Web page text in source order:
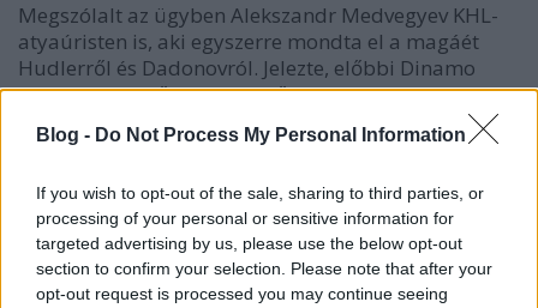
Blog - Do Not Process My Personal Information
If you wish to opt-out of the sale, sharing to third parties, or
processing of your personal or sensitive information for
targeted advertising by us, please use the below opt-out
section to confirm your selection. Please note that after your
opt-out request is processed you may continue seeing
Megszólalt az ügyben Alekszandr Medvegyev KHL-
atyaúristen is, aki egyszerre mondta el a magáét
Hudlerről és Dadonovról. Jelezte, előbbi Dinamo
Moszkva-szerződését egyelőre nem iktatja a KHL,
megvárják az NHL-bíróság döntését. "Reméljük, a
tengerentúliak is kivárnak a Dadonov-kérdésben,
hozzá. A Szovjetszkij Szport kérdéseire válaszolva
egy nappal korábban úgy fogalmazott, az
amerikaiak gesztust tettek a Kwiatkowski-botrány
során, ezért a KHL-nek is jóhiszeműen kell eljárnia a